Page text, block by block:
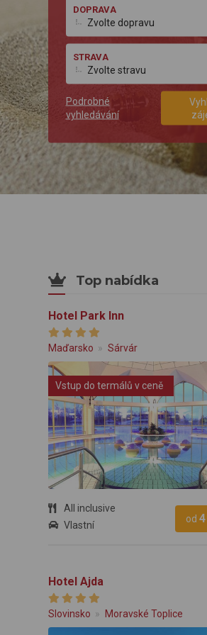
DOPRAVA
Zvolte dopravu
STRAVA
Zvolte stravu
Podrobné
vyhledávání
Top nabídka
Hotel Park Inn
Maďarsko Sárvár
Vstup do termálů v ceně
All inclusive
Vlastní
od
Hotel Ajda
Slovinsko Moravské Toplice